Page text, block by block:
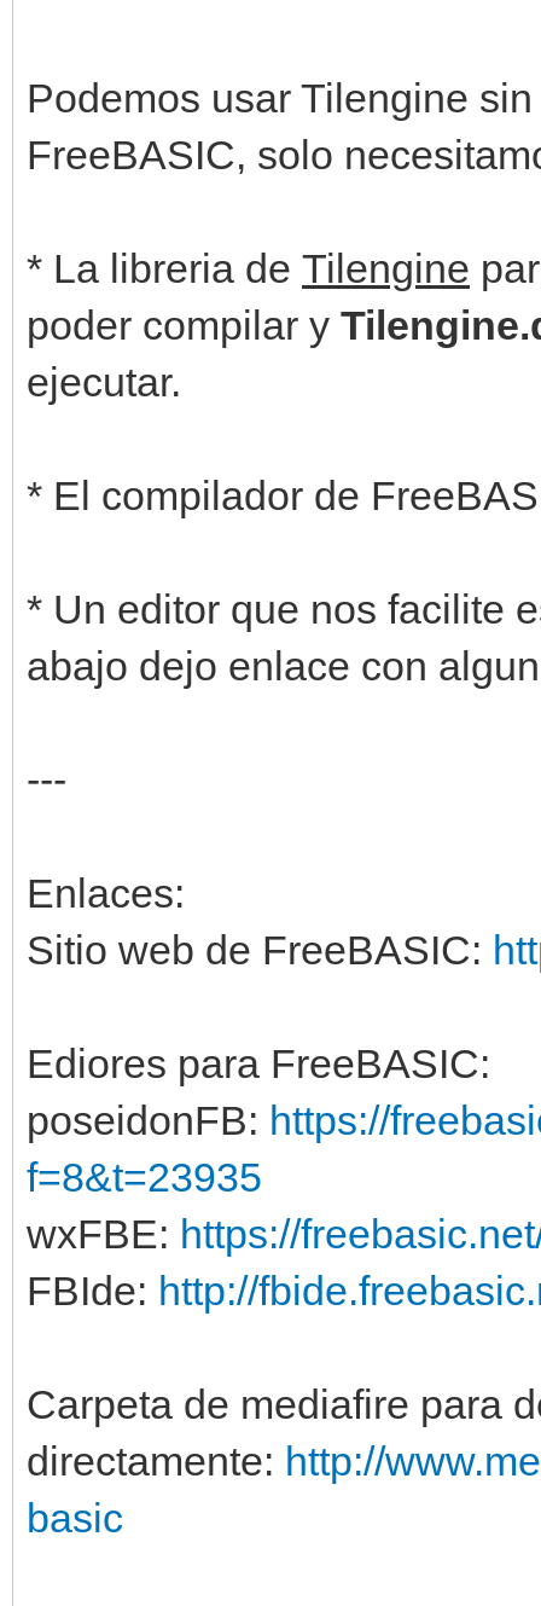
Podemos usar Tilengine
FreeBASIC, solo
* La libreria de Tilengine
poder compilar y
ejecutar.
* El compilador de
* Un editor que nos facilite
abajo dejo enlace con
---
Enlaces:
Sitio web de FreeBASIC:
Ediores para FreeBASIC:
poseidonFB: https://
f=8&t=23935
wxFBE: https://
FBIde: http://
Carpeta de mediafire para
directamente: http://
basic